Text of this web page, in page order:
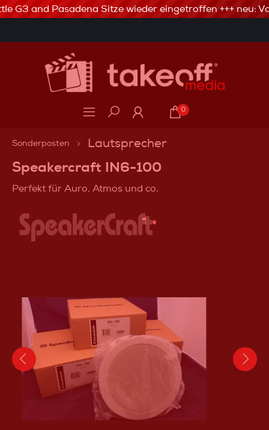
3% Skonto bei Vorkasse via Banküberweisung
G3 and Pasadena Sitze wieder eingetroffen +++ neu:
0
Sonderposten Lautsprecher
Speakercraft IN6-100
Perfekt für Auro, Atmos und co.